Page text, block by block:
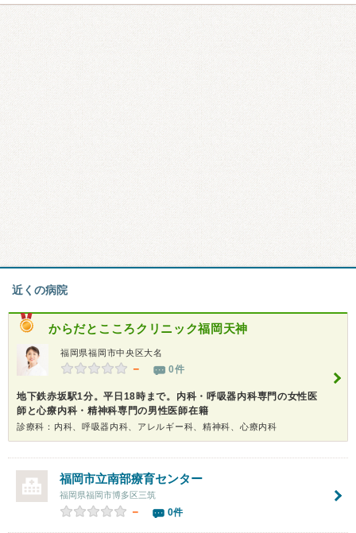
近くの病院
からだとこころクリニック福岡天神
福岡県福岡市中央区大名
－ 0件
地下鉄赤坂駅1分。平日18時まで。内科・呼吸器内科専門の女性医
師と心療内科・精神科専門の男性医師在籍
診療科：内科、呼吸器内科、アレルギー科、精神科、心療内科
福岡市立南部療育センター
福岡県福岡市博多区三筑
－ 0件